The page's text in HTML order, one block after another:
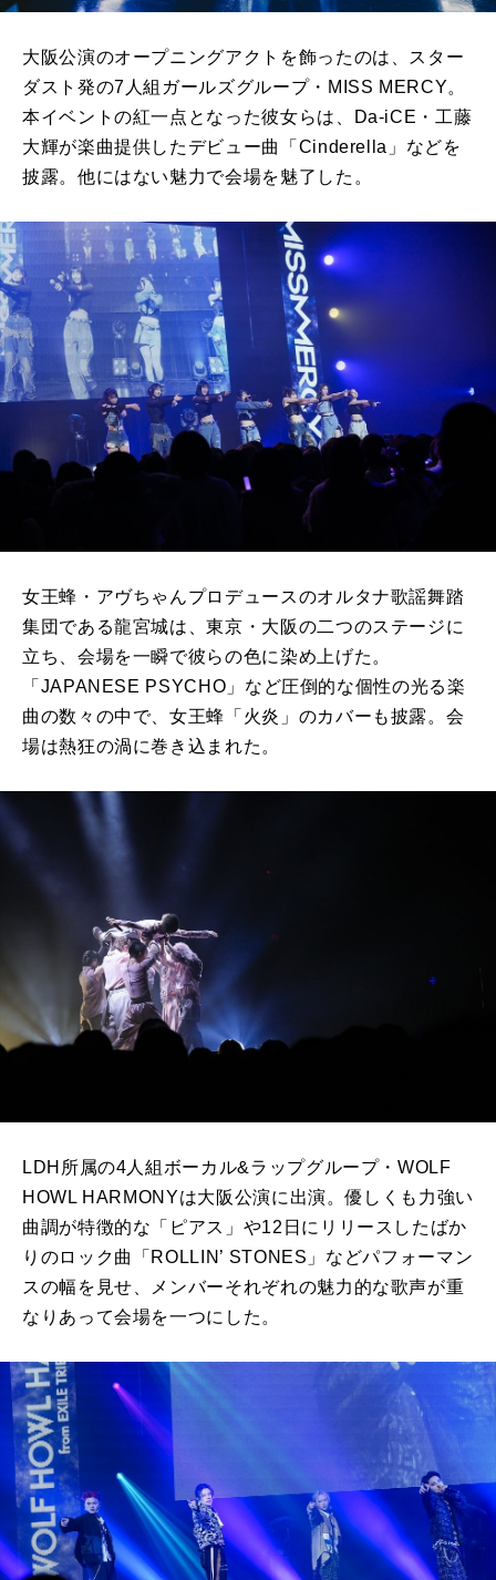
大阪公演のオープニングアクトを飾ったのは、スター
ダスト発の7人組ガールズグループ・MISS MERCY。
本イベントの紅一点となった彼女らは、Da-iCE・工藤
大輝が楽曲提供したデビュー曲「Cinderella」などを
披露。他にはない魅力で会場を魅了した。
女王蜂・アヴちゃんプロデュースのオルタナ歌謡舞踏
集団である龍宮城は、東京・大阪の二つのステージに
立ち、会場を一瞬で彼らの色に染め上げた。
「JAPANESE PSYCHO」など圧倒的な個性の光る楽
曲の数々の中で、女王蜂「火炎」のカバーも披露。会
場は熱狂の渦に巻き込まれた。
LDH所属の4人組ボーカル&ラップグループ・WOLF
HOWL HARMONYは大阪公演に出演。優しくも力強い
曲調が特徴的な「ピアス」や12日にリリースしたばか
りのロック曲「ROLLIN’ STONES」などパフォーマン
スの幅を見せ、メンバーそれぞれの魅力的な歌声が重
なりあって会場を一つにした。